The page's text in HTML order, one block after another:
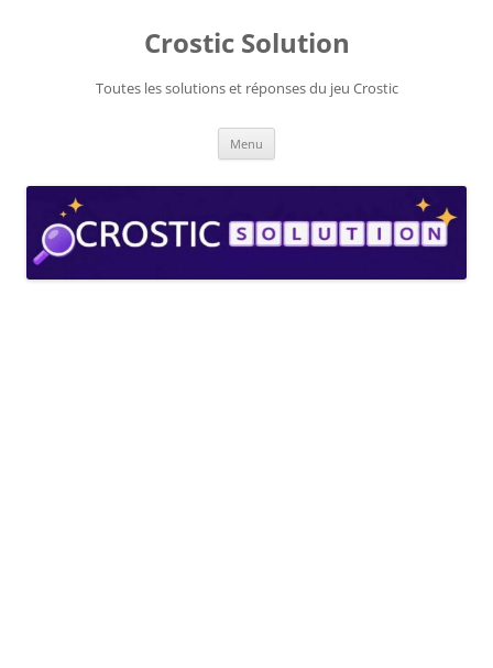
Crostic Solution
Toutes les solutions et réponses du jeu Crostic
Menu